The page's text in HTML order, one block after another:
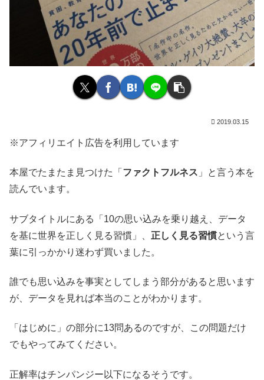
2019.03.15
※アフィリエイト広告を利用しています
本屋でたまたま見つけた「 ファクトフルネス 」と言う本を
読んでいます。
サブタイトルにある「10の思い込みを乗り越え、データ
を基に世界を正しく見る習慣」、 正しく見る習慣という言
葉に引っかかり迷わず買いました。
誰でも思い込みを事実としてしまう部分があると思います
が、データを見れば本当のことがわかります。
「はじめに」の部分に13問あるのですが、この問題だけ
でもやってみてください。
正解率はチンパンジー以下になるそうです。